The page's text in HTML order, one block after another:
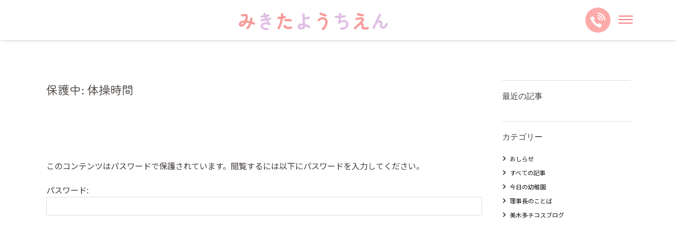
保護中: 体操時間
このコンテンツはパスワードで保護されています。閲覧するには以下にパスワードを入力してください。
パスワード:
最近の記事
カテゴリー
おしらせ
すべての記事
今日の幼稚園
理事長のことば
美木多チコスブログ